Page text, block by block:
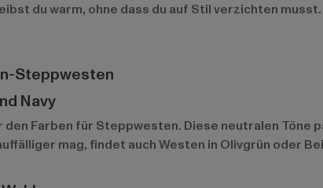
du warm, ohne dass du auf Stil verzichten
Steppwesten
Navy
den Farben für Steppwesten. Diese neutralen
mag, findet auch Westen in Olivgrün oder